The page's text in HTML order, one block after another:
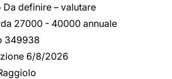
Da definire – valutare
27000 - 40000 annuale
349938
6/8/2026